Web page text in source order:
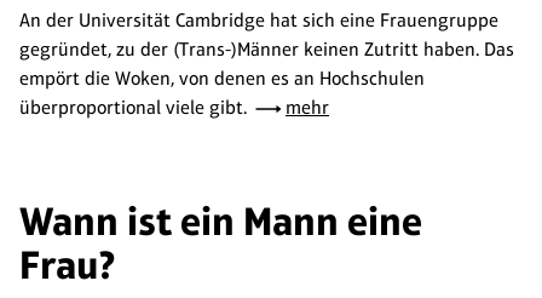
An der Universität Cambridge hat sich eine Frauengruppe
gegründet, zu der (Trans-)Männer keinen Zutritt haben. Das
empört die Woken, von denen es an Hochschulen
überproportional viele gibt.
mehr
Wann ist ein Mann eine
Frau?